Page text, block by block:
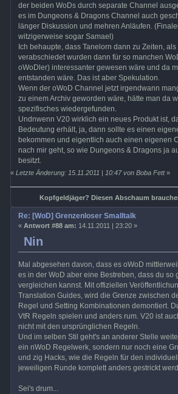
der beiden WoDs durch separate Channel
es im Dungeons & Dragons Channel auch
länger Diskussion und mehren Anläufen.
witzigerweise sogar Samael)
Ich behaupte, dass Tanelorn dann zu Zeiten,
verabschiedet wurden dann für so manchen
oWoDler) interessanter gewesen wäre und da
entstanden wäre. Das ist aber Spekulation.
Wenn der oWoD Channel jetzt irgendwann
zu einem Archiv geworden wäre, hätte man da
spezifisches wiedergefunden.
Undnwenn V20 wirklich ein neues Produkt ist,
Bedeutung erhält, ja, dann sollte es einen
bekommen und eigentlich auch einen eigenen
nach mir geht, so wie Dungeons & Dragons ja
besitzt.
«Letzte Änderung: 15.11.2011 | 10:47 von Boba Fett»
Kopfgeldjäger? Diesen Abschaum
Nin
Re: [WoD] Grenzenloser Smalltalk
« Antwort #88 am: 14.11.2011 | 23:20 »
Mal abgesehen davon, dass es oWoD
es in der WoD aber eine Bestreben, dass du so
vergleichen kannst. Mit offiziellen
Translation Guides, wird die Grenze zwischen
Regel und Setting Kombinationen demontiert.
VtR Regeln spielen und anders rum. V20 ist
nicht mit den ursprünglichen Regeln.
Und im selben Stil geht's an anderer Stelle
ein nWoD Regelwerk, sondern nur noch eine
und zig Hacks, wie die Regeln für den
jeweiligen Runde komplett anders gestrickt
Sei's drum...